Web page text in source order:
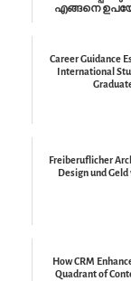
എങ്ങനെ
Career Guidance
International
Freiberuflicher
Design und
How CRM
Quadrant of